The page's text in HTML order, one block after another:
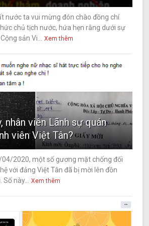
nước ta vui mừng đón chào đồng chí
chủ tịch nước, hứa hẹn rằng dưới sự
sản Vi...
Xem thêm
nhân viên Lãnh sự quán
viên Việt Tân?
2020, một số gương mặt chống đối
với đảng Việt Tân đã bị mời lên đồn
này...
Xem thêm